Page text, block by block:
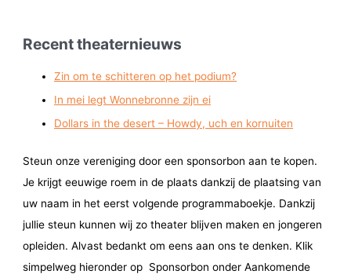
Recent theaternieuws
Zin om te schitteren op het podium?
In mei legt Wonnebronne zijn ei
Dollars in the desert – Howdy, uch en kornuiten
Steun onze vereniging door een sponsorbon aan te kopen.
Je krijgt eeuwige roem in de plaats dankzij de plaatsing van
uw naam in het eerst volgende programmaboekje. Dankzij
jullie steun kunnen wij zo theater blijven maken en jongeren
opleiden. Alvast bedankt om eens aan ons te denken. Klik
simpelweg hieronder op Sponsorbon onder Aankomende